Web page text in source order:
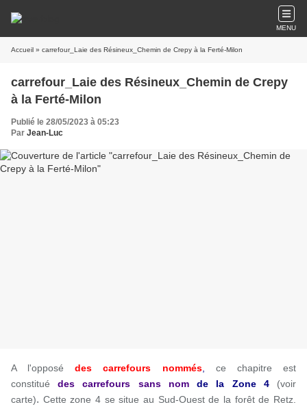
MENU
Accueil » carrefour_Laie des Résineux_Chemin de Crepy à la Ferté-Milon
carrefour_Laie des Résineux_Chemin de Crepy
à la Ferté-Milon
Publié le 28/05/2023 à 05:23
Par Jean-Luc
A l'opposédes carrefours nommés,
ce chapitre est
constitué
des carrefours sans nom de la Zone 4
(voir
carte). Cette zone 4 se situe au Sud-Ouest de la forêt de Retz.